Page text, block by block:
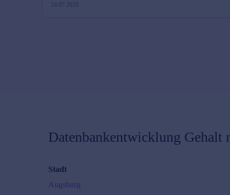
24.07.2026
Datenbankentwicklung Gehalt
Stadt
Augsburg